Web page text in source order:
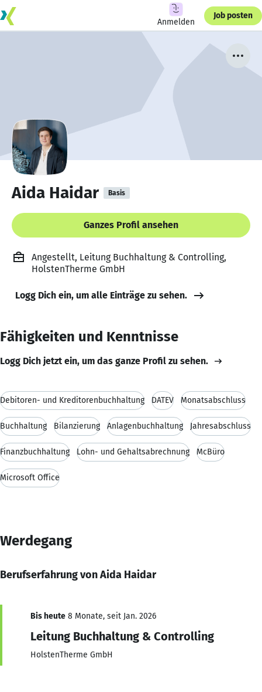
Anmelden
Job posten
Aida Haidar Basis
Ganzes Profil ansehen
Angestellt, Leitung Buchhaltung & Controlling,
HolstenTherme GmbH
Logg Dich ein, um alle Einträge zu sehen.
Fähigkeiten und Kenntnisse
Logg Dich jetzt ein, um das ganze Profil zu sehen.
Debitoren- und Kreditorenbuchhaltung DATEV Monatsabschluss
Buchhaltung Bilanzierung Anlagenbuchhaltung Jahresabschluss
Finanzbuchhaltung Lohn- und Gehaltsabrechnung McBüro
Microsoft Office
Werdegang
Berufserfahrung von Aida Haidar
Bis heute 8 Monate, seit Jan. 2026
Leitung Buchhaltung & Controlling
HolstenTherme GmbH